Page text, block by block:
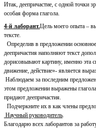
Итак, деепричастие, с одной точки
особая форма глагола.
4-й лаборант.Цель моего опыта –
тексте.
Определив в предложении
деепричастия наполняют текст
дорисовывают картину, именно эта
движение, действие»- является
Наблюдаем за последним
этом предложении выражены
придают деепричастия.
Подчеркните их в как члены
Научный руководитель
Благодарю всех лаборантов за